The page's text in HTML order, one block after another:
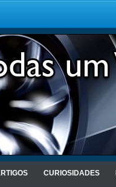
CURIOSIDADES